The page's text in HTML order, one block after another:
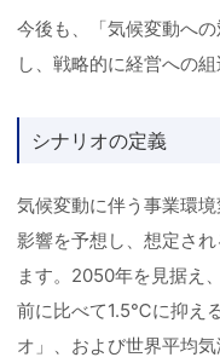
今後も、「気候変動へ
し、戦略的に経営への組
シナリオの定義
気候変動に伴う事業環
影響を予想し、想定さ
ます。2050年を見据え
前に比べて1.5℃に抑え
オ」、および世界平均